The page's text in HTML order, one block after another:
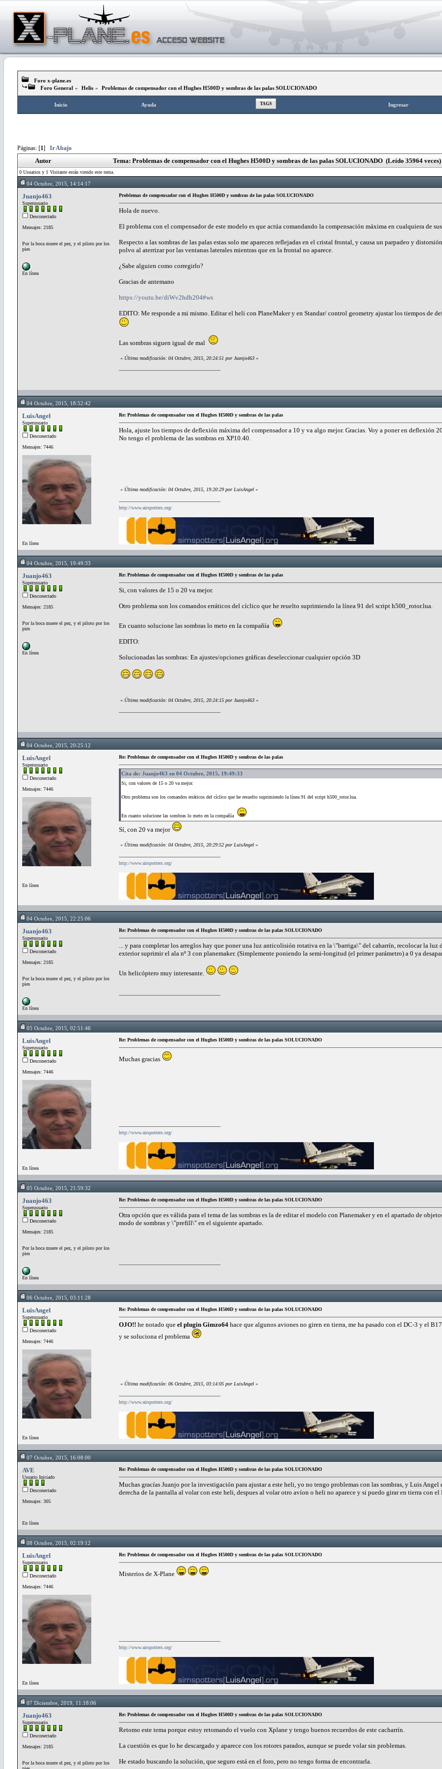
Foro x-plane.es
Foro General » Helis » Problemas de compensador con el Hughes H500D y sombras de las palas SOLUCIONADO
Inicio Ayuda TAGS Ingresar
Páginas: [1] Ir Abajo
Autor Tema: Problemas de compensador con el Hughes H500D y sombras de las palas SOLUCIONADO (Leído 35964 veces)
0 Usuarios y 1 Visitante están viendo este tema.
04 Octubre, 2015, 14:14:17
Juanjo463
Superusuario
Desconectado
Mensajes: 2185
Por la boca muere el pez, y el piloto por los
pies
En línea
Problemas de compensador con el Hughes H500D y sombras de las palas SOLUCIONADO
Hola de nuevo.
El problema con el compensador de este modelo es que actúa comandando la compensación máxima en cualquiera de
Respecto a las sombras de las palas estas solo me aparecen reflejadas en el cristal frontal, y causa un parpadeo y
polvo al aterrizar por las ventanas laterales mientras que en la frontal no aparece.
¿Sabe alguien como corregirlo?
Gracias de antemano
https://youtu.be/diWv2hdh204#ws
EDITO: Me responde a mi mismo. Editar el heli con PlaneMaker y en Standar/ control geometry ajustar los tiempos de
Las sombras siguen igual de mal
« Última modificación: 04 Octubre, 2015, 20:24:51 por Juanjo463 »
04 Octubre, 2015, 18:52:42
LuisAngel
Superusuario
Desconectado
Mensajes: 7446
En línea
Re: Problemas de compensador con el Hughes H500D y sombras de las palas
Hola, ajuste los tiempos de deflexión máxima del compensador a 10 y va algo mejor. Gracias. Voy a poner en deflexión
No tengo el problema de las sombras en XP10.40.
« Última modificación: 04 Octubre, 2015, 19:20:29 por LuisAngel »
http://www.airspotters.org/
04 Octubre, 2015, 19:49:33
Juanjo463
Superusuario
Desconectado
Mensajes: 2185
Por la boca muere el pez, y el piloto por los
pies
En línea
Re: Problemas de compensador con el Hughes H500D y sombras de las palas
Si, con valores de 15 o 20 va mejor.
Otro problema son los comandos erráticos del cíclico que he reuelto suprimiendo la línea 91 del script h500_rotor.lua.
En cuanto solucione las sombras lo meto en la compañía
EDITO:
Solucionadas las sombras: En ajustes/opciones gráficas deseleccionar cualquier opción 3D
« Última modificación: 04 Octubre, 2015, 20:24:15 por Juanjo463 »
04 Octubre, 2015, 20:25:12
LuisAngel
Superusuario
Desconectado
Mensajes: 7446
En línea
Re: Problemas de compensador con el Hughes H500D y sombras de las palas
Cita de: Juanjo463 en 04 Octubre, 2015, 19:49:33
Si, con valores de 15 o 20 va mejor.
Otro problema son los comandos erráticos del cíclico que he resuelto suprimiendo la línea 91 del script h500_rotor.lua.
En cuanto solucione las sombras lo meto en la compañía
Sí, con 20 va mejor
« Última modificación: 04 Octubre, 2015, 20:29:52 por LuisAngel »
http://www.airspotters.org/
04 Octubre, 2015, 22:25:06
Juanjo463
Superusuario
Desconectado
Mensajes: 2185
Por la boca muere el pez, y el piloto por los
pies
En línea
Re: Problemas de compensador con el Hughes H500D y sombras de las palas SOLUCIONADO
... y para completar los arreglos hay que poner una luz anticolisión rotativa en la \"barriga\" del caharrín, recolocar la
exterior suprimir el ala nº 3 con planemaker. (Simplemente poniendo la semi-longitud (el primer parámetro) a 0 ya
Un helicóptero muy interesante.
05 Octubre, 2015, 02:51:46
LuisAngel
Superusuario
Desconectado
Mensajes: 7446
En línea
Re: Problemas de compensador con el Hughes H500D y sombras de las palas SOLUCIONADO
Muchas gracias
http://www.airspotters.org/
05 Octubre, 2015, 21:59:32
Juanjo463
Superusuario
Desconectado
Mensajes: 2185
Por la boca muere el pez, y el piloto por los
pies
En línea
Re: Problemas de compensador con el Hughes H500D y sombras de las palas SOLUCIONADO
Otra opción que es válida para el tema de las sombras es la de editar el modelo con Planemaker y en el apartado de
modo de sombras y \"prefill\" en el siguiente apartado.
06 Octubre, 2015, 03:11:28
LuisAngel
Superusuario
Desconectado
Mensajes: 7446
En línea
Re: Problemas de compensador con el Hughes H500D y sombras de las palas SOLUCIONADO
OJO!! he notado que el plugin Gimzo64 hace que algunos aviones no giren en tierra, me ha pasado con el DC-3 y el
y se soluciona el problema
« Última modificación: 06 Octubre, 2015, 03:14:05 por LuisAngel »
http://www.airspotters.org/
07 Octubre, 2015, 16:08:00
AVE
Usuario Iniciado
Desconectado
Mensajes: 305
En línea
Re: Problemas de compensador con el Hughes H500D y sombras de las palas SOLUCIONADO
Muchas gracías Juanjo por la investigación para ajustar a este heli, yo no tengo problemas con las sombras, y Luis
derecha de la pantalla al volar con este heli, despues al volar otro avíon o heli no aparece y si puedo girar en tierra con el
08 Octubre, 2015, 02:19:12
LuisAngel
Superusuario
Desconectado
Mensajes: 7446
En línea
Re: Problemas de compensador con el Hughes H500D y sombras de las palas SOLUCIONADO
Misterios de X-Plane
http://www.airspotters.org/
07 Diciembre, 2019, 11:18:06
Juanjo463
Superusuario
Desconectado
Mensajes: 2185
Por la boca muere el pez, y el piloto por los
Re: Problemas de compensador con el Hughes H500D y sombras de las palas SOLUCIONADO
Retomo este tema porque estoy retomando el vuelo con Xplane y tengo buenos recuerdos de este cacharrín.
La cuestión es que lo he descargado y aparece con los rotores parados, aunque se puede volar sin problemas.
He estado buscando la solución, que seguro está en el foro, pero no tengo forma de encontrarla.